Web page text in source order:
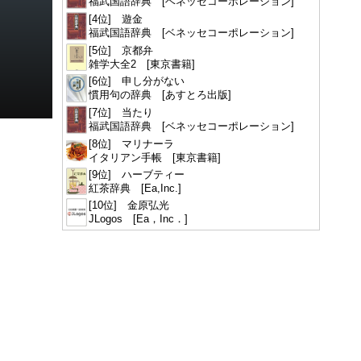
[4位] 遊金
福武国語辞典 [ベネッセコーポレーション]
[5位] 京都弁
雑学大全2 [東京書籍]
[6位] 申し分がない
慣用句の辞典 [あすとろ出版]
[7位] 当たり
福武国語辞典 [ベネッセコーポレーション]
[8位] マリナーラ
イタリアン手帳 [東京書籍]
[9位] ハーブティー
紅茶辞典 [Ea,Inc.]
[10位] 金原弘光
JLogos [Ea，Inc．]